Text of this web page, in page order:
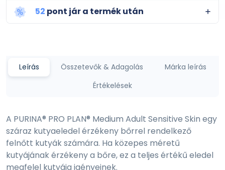
52 pont jár a termék után
Leírás Összetevők & Adagolás
Márka leírás
Értékelések
A PURINA® PRO PLAN® Medium Adult Sensitive Skin egy
száraz kutyaeledel érzékeny bőrrel rendelkező
felnőtt kutyák számára. Ha közepes méretű
kutyájának érzékeny a bőre, ez a teljes értékű eledel
megfelel kutyája igényeinek.